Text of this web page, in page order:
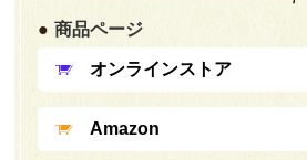
商品ページ
オンラインストア
Amazon